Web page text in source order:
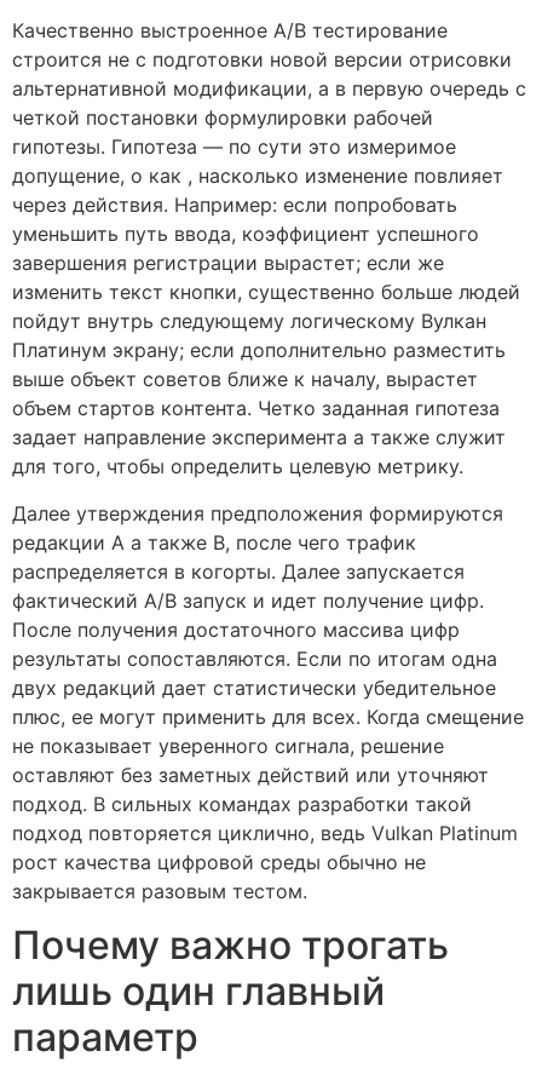
Качественно выстроенное A/B тестирование
строится не с подготовки новой версии отрисовки
альтернативной модификации, а в первую очередь с
четкой постановки формулировки рабочей
гипотезы. Гипотеза — по сути это измеримое
допущение, о как , насколько изменение повлияет
через действия. Например: если попробовать
уменьшить путь ввода, коэффициент успешного
завершения регистрации вырастет; если же
изменить текст кнопки, существенно больше людей
пойдут внутрь следующему логическому Вулкан
Платинум экрану; если дополнительно разместить
выше объект советов ближе к началу, вырастет
объем стартов контента. Четко заданная гипотеза
задает направление эксперимента а также служит
для того, чтобы определить целевую метрику.
Далее утверждения предположения формируются
редакции A а также B, после чего трафик
распределяется в когорты. Далее запускается
фактический A/B запуск и идет получение цифр.
После получения достаточного массива цифр
результаты сопоставляются. Если по итогам одна
двух редакций дает статистически убедительное
плюс, ее могут применить для всех. Когда смещение
не показывает уверенного сигнала, решение
оставляют без заметных действий или уточняют
подход. В сильных командах разработки такой
подход повторяется циклично, ведь Vulkan Platinum
рост качества цифровой среды обычно не
закрывается разовым тестом.
Почему важно трогать
лишь один главный
параметр